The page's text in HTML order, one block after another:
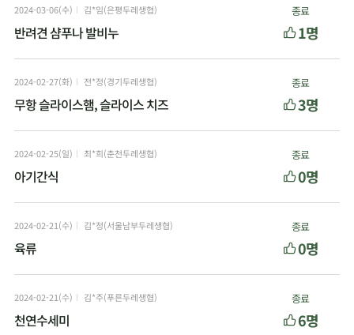
2024-03-06(수) 김*임(은평두레생협)
반려견 샴푸나 발비누
종료
1명
2024-02-27(화) 전*정(경기두레생협)
무항 슬라이스햄, 슬라이스 치즈
종료
3명
2024-02-25(일) 최*희(춘천두레생협)
아기간식
종료
0명
2024-02-21(수) 김*정(서울남부두레생협)
육류
종료
0명
2024-02-21(수) 김*주(푸른두레생협)
천연수세미
종료
6명